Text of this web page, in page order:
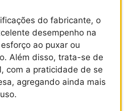
do fabricante, o
desempenho na
ao puxar ou
Além disso, trata-se de
com a praticidade de se
agregando ainda mais